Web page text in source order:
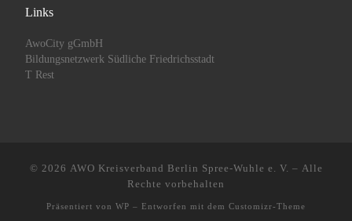
Links
AwoCity gGmbH
Bildungsnetzwerk Südliche Friedrichsstadt
T Rest
© 2026 AWO Kreisverband Berlin Spree-Wuhle e. V. – Alle
Rechte vorbehalten
Präsentiert von WP – Entworfen mit dem Customizr-Theme